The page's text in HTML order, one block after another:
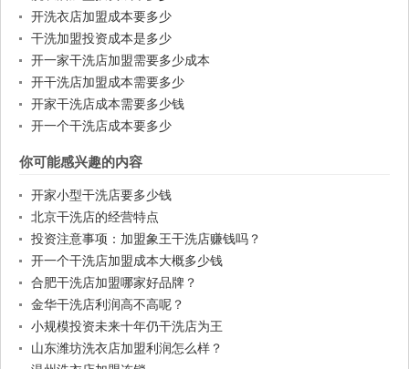
开洗衣店加盟成本要多少
干洗加盟投资成本是多少
开一家干洗店加盟需要多少成本
开干洗店加盟成本需要多少
开家干洗店成本需要多少钱
开一个干洗店成本要多少
你可能感兴趣的内容
开家小型干洗店要多少钱
北京干洗店的经营特点
投资注意事项：加盟象王干洗店赚钱吗？
开一个干洗店加盟成本大概多少钱
合肥干洗店加盟哪家好品牌？
金华干洗店利润高不高呢？
小规模投资未来十年仍干洗店为王
山东潍坊洗衣店加盟利润怎么样？